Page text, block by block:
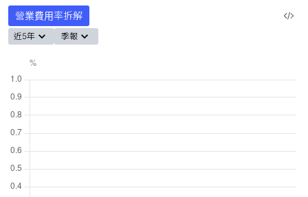
營業費用率拆解
近5年 季報